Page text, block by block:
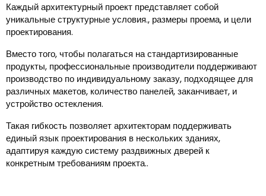
Каждый архитектурный проект представляет собой
уникальные структурные условия., размеры проема, и цели
проектирования.
Вместо того, чтобы полагаться на стандартизированные
продукты, профессиональные производители поддерживают
производство по индивидуальному заказу, подходящее для
различных макетов, количество панелей, заканчивает, и
устройство остекления.
Такая гибкость позволяет архитекторам поддерживать
единый язык проектирования в нескольких зданиях,
адаптируя каждую систему раздвижных дверей к
конкретным требованиям проекта..